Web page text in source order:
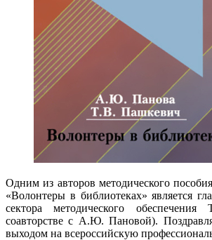
Одним из авторов методического
«Волонтеры в библиотеках» является
сектора методического
соавторстве с А.Ю. Пановой).
выходом на всероссийскую